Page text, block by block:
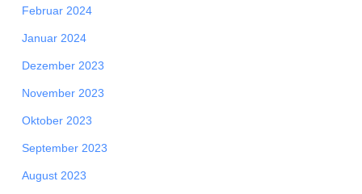
Februar 2024
Januar 2024
Dezember 2023
November 2023
Oktober 2023
September 2023
August 2023